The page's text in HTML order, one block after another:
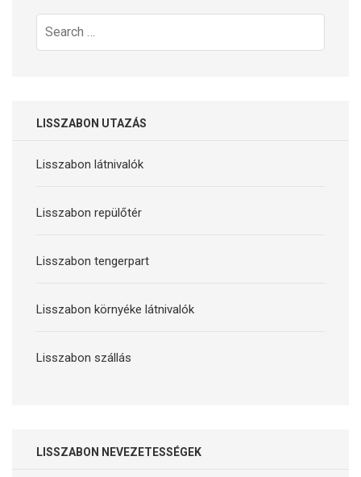
Search
for:
LISSZABON UTAZÁS
Lisszabon látnivalók
Lisszabon repülőtér
Lisszabon tengerpart
Lisszabon környéke látnivalók
Lisszabon szállás
LISSZABON NEVEZETESSÉGEK